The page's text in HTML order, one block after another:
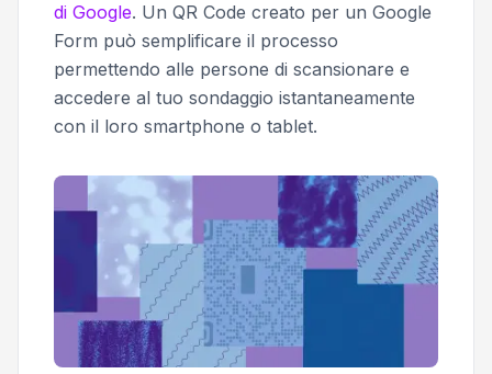
di Google. Un QR Code creato per un Google
Form può semplificare il processo
permettendo alle persone di scansionare e
accedere al tuo sondaggio istantaneamente
con il loro smartphone o tablet.